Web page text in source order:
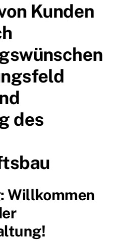
Kunden
des
Willkommen